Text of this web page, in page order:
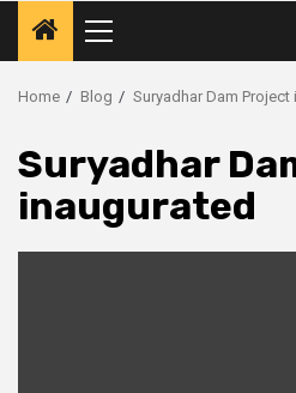
Primary
Menu
Home Blog Suryadhar Dam Project
Suryadhar
inaugurated